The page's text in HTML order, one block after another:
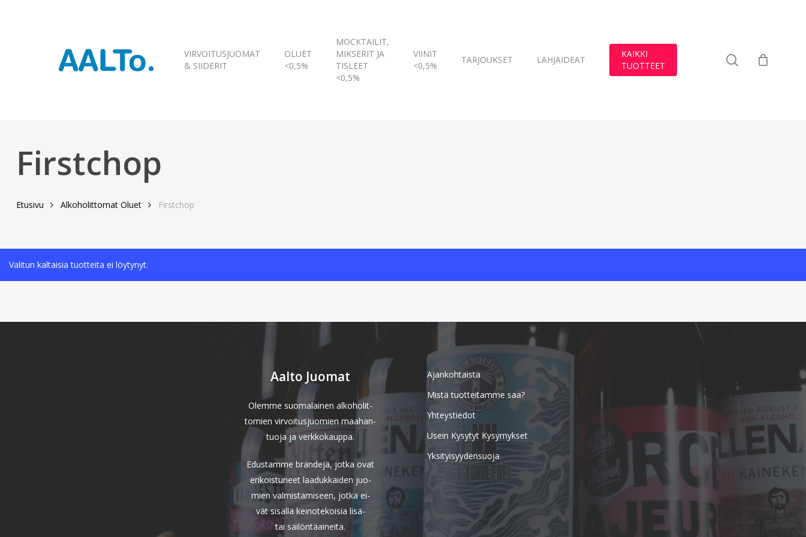
VIRVOITUSJUOMAT
& SIIDERIT
OLUET
<0,5%
MOCKTAILIT,
MIKSERIT JA
TISLEET
<0,5%
VIINIT
<0,5%
TARJOUKSET LAHJAIDEAT
KAIKKI
TUOTTEET
search
Firstchop
Etusivu Alkoholittomat Oluet Firstchop
Valitun kaltaisia tuotteita ei löytynyt.
Aalto Juomat
Olemme suomalainen alkoholit-
tomien virvoitusjuomien maahan-
tuoja ja verkkokauppa.
Edustamme brändejä, jotka ovat
erikoistuneet laadukkaiden juo-
mien valmistamiseen, jotka ei-
vät sisällä keinotekoisia lisä-
tai säilöntäaineita.
Ajankohtaista
Mistä tuotteitamme saa?
Yhteystiedot
Usein Kysytyt Kysymykset
Yksityisyydensuoja